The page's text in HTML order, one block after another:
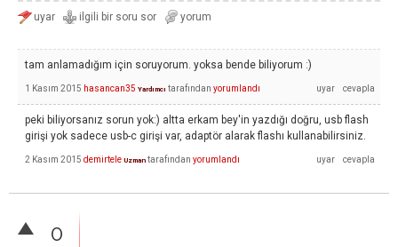
tam anlamadığım için soruyorum. yoksa bende biliyorum :)
1 Kasım 2015 hasancan35 Yardımcı tarafından yorumlandı
peki biliyorsanız sorun yok:) altta erkam bey'in yazdığı doğru, usb flash
girişi yok sadece usb-c girişi var, adaptör alarak flashı kullanabilirsiniz.
2 Kasım 2015 demirtele Uzman tarafından yorumlandı
0